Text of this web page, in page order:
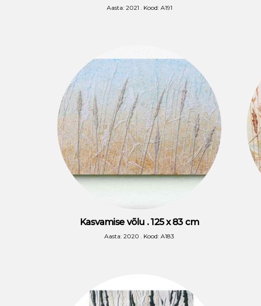
Aasta: 2021 . Kood: A191
Kasvamise võlu . 125 x 83 cm
Aasta: 2020 . Kood: A183